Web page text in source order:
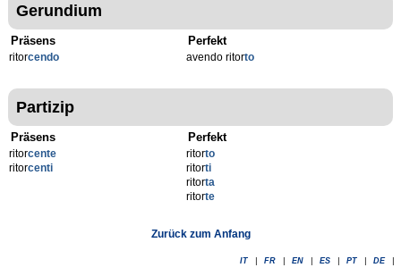
Gerundium
Präsens
ritorcendo
Perfekt
avendo ritorto
Partizip
Präsens
ritorcente
ritorcenti
Perfekt
ritorto
ritorti
ritorta
ritorte
Zurück zum Anfang
IT FR EN ES PT DE